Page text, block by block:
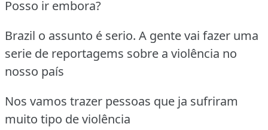
Posso ir embora?
Brazil o assunto é serio. A gente vai fazer uma
serie de reportagems sobre a violência no
nosso país
Nos vamos trazer pessoas que ja sufriram
muito tipo de violência